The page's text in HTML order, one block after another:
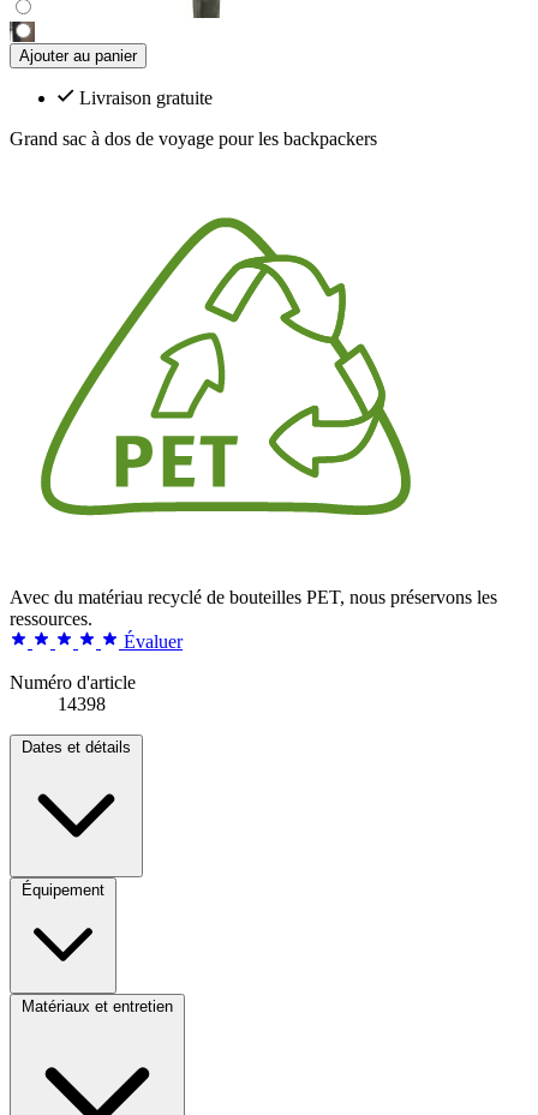
Ajouter au panier
Livraison gratuite
Grand sac à dos de voyage pour les backpackers
Avec du matériau recyclé de bouteilles PET, nous préservons les
ressources.
Évaluer
Numéro d'article
14398
Dates et détails
Équipement
Matériaux et entretien